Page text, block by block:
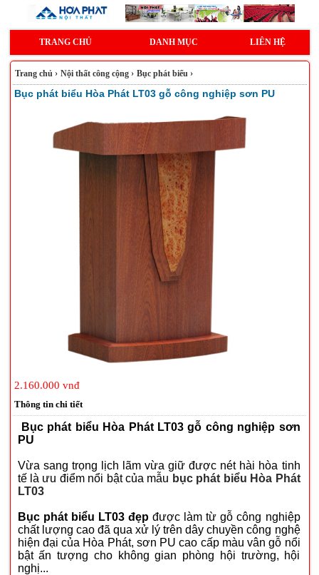
TRANG CHỦ DANH MỤC LIÊN HỆ
Trang chủ› Nội thất công cộng › Bục phát biểu ›
Bục phát biểu Hòa Phát LT03 gỗ công nghiệp sơn PU
2.160.000 vnđ
Thông tin chi tiết
Bục phát biểu Hòa Phát LT03 gỗ công nghiệp sơn
PU
Vừa sang trọng lịch lãm vừa giữ được nét hài hòa tinh
tế là ưu điểm nổi bật của mẫu bục phát biểu Hòa Phát
LT03
Bục phát biểu LT03 đẹpđược làm từ gỗ công nghiệp
chất lượng cao đã qua xử lý trên dây chuyền công nghệ
hiện đại của Hòa Phát, sơn PU cao cấp màu vân gỗ nổi
bật ấn tượng cho không gian phòng hội trường, hội
nghị...